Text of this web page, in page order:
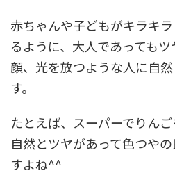
赤ちゃんや子どもがキラキ
るように、大人であっても
顔、光を放つような人に自
す。
たとえば、スーパーでりん
自然とツヤがあって色つや
すよね^^